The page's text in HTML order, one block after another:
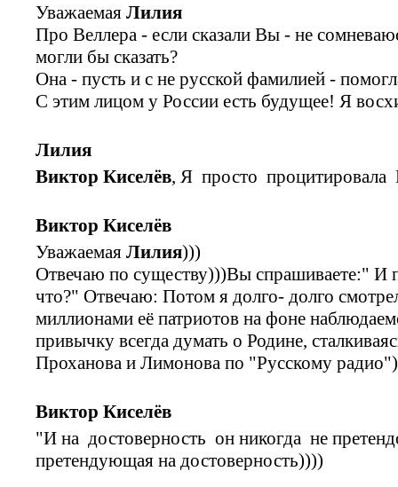
Уважаемая Лилия
Про Веллера - если сказали Вы - не
могли бы сказать?
Она - пусть и с не русской фамилией -
С этим лицом у России есть будущее! Я
Лилия
Виктор Киселёв, Я просто процитировала
Виктор Киселёв
Уважаемая Лилия)))
Отвечаю по существу)))Вы спрашиваете:" И
что?" Отвечаю: Потом я долго- долго
миллионами её патриотов на фоне
привычку всегда думать о Родине,
Проханова и Лимонова по "Русскому
Виктор Киселёв
"И на достоверность он никогда не
претендующая на достоверность))))